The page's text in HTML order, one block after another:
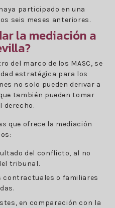
participado en una
seis meses anteriores.
la mediación a
del marco de los MASC, se
estratégica para los
no solo pueden derivar a
también pueden tomar
derecho.
que ofrece la mediación
del conflicto, al no
tribunal.
contractuales o familiares
en comparación con la